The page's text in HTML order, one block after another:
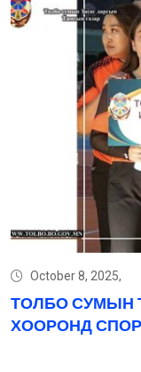
October 8, 2025,
ТОЛБО СУМЫН
ХООРОНД